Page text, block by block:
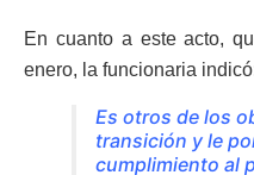
En cuanto a este acto,
enero, la funcionaria
Es otros de los
transición y le
cumplimiento al